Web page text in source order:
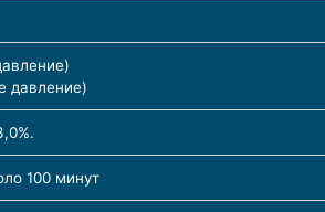
давление)
100 минут